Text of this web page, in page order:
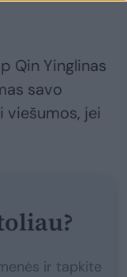
Qin Yinglinas
savo
viešumos, jei
ir tapkite